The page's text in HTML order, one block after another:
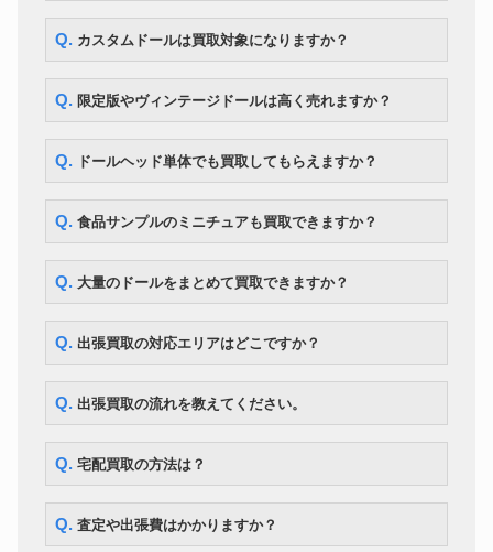
ドール ネオブライス モッドモーリー 12,600円
ボークス DDS アイドルマスタ
ママチャップトイ ちっちゃな
ちっちゃな女の子こと乃
ドール
CWC 限定 マイメロディ ブライ
ス ソフトリーカドリーユー＆ミ
ー
30,800円
マーゴユニークガール blythe ネ
オブライス
ボークス MDD Fate/kaleid liner
プリズマ☆イリヤ
Q. カスタムドールは買取対象になりますか？
Q. 限定版やヴィンテージドールは高く売れますか？
Q. ドールヘッド単体でも買取してもらえますか？
Q. 食品サンプルのミニチュアも買取できますか？
Q. 大量のドールをまとめて買取できますか？
Q. 出張買取の対応エリアはどこですか？
Q. 出張買取の流れを教えてください。
Q. 宅配買取の方法は？
Q. 査定や出張費はかかりますか？